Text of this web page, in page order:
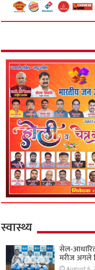
स्वास्थ्य
सेल-आधारित
मरीज अगले